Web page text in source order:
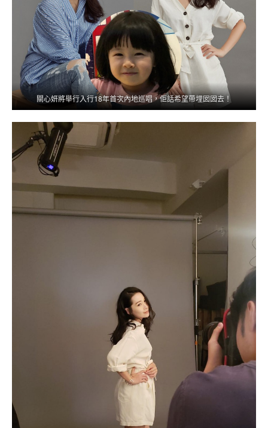
關心妍將舉行入行18年首次內地巡唱，佢話希望帶埋囡囡去！